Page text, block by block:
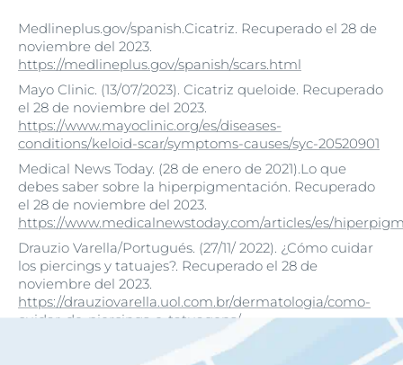
Medlineplus.gov/spanish.Cicatriz. Recuperado el 28 de
noviembre del 2023.
https://medlineplus.gov/spanish/scars.html
Mayo Clinic. (13/07/2023). Cicatriz queloide. Recuperado
el 28 de noviembre del 2023.
https://www.mayoclinic.org/es/diseases-
conditions/keloid-scar/symptoms-causes/syc-20520901
Medical News Today. (28 de enero de 2021).Lo que
debes saber sobre la hiperpigmentación. Recuperado
el 28 de noviembre del 2023.
https://www.medicalnewstoday.com/articles/es/
Drauzio Varella/Portugués. (27/11/ 2022). ¿Cómo cuidar
los piercings y tatuajes?. Recuperado el 28 de
noviembre del 2023.
https://drauziovarella.uol.com.br/dermatologia/como-
cuidar-de-piercings-e-tatuagens/